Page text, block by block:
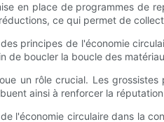
en place de programmes de
ce qui permet de
principes de l'économie
de boucler la boucle des
un rôle crucial. Les
ainsi à renforcer la
l'économie circulaire dans la